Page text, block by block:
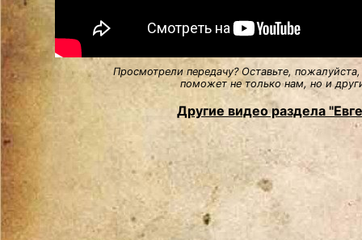
Просмотрели передачу? Оставьте,
поможет не только нам, но и
Другие видео раздела